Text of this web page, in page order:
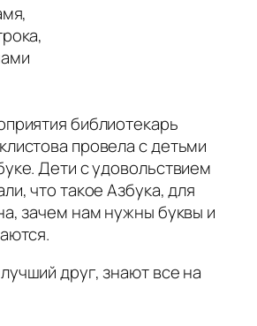
библиотекарь
провела с детьми
Дети с удовольствием
что такое Азбука, для
зачем нам нужны буквы и
друг, знают все на